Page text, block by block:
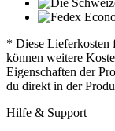
* Diese Lieferkosten
können weitere
Eigenschaften der
du direkt in der
Hilfe & Support